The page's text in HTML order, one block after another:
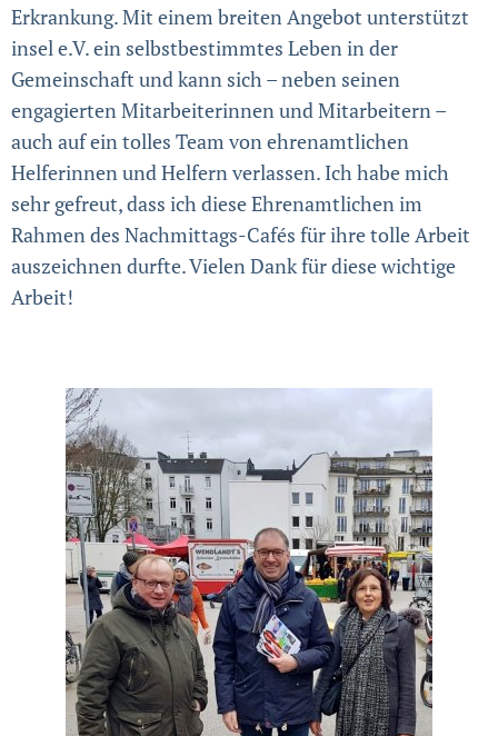
Erkrankung. Mit einem breiten Angebot unterstützt
insel e.V. ein selbstbestimmtes Leben in der
Gemeinschaft und kann sich – neben seinen
engagierten Mitarbeiterinnen und Mitarbeitern –
auch auf ein tolles Team von ehrenamtlichen
Helferinnen und Helfern verlassen. Ich habe mich
sehr gefreut, dass ich diese Ehrenamtlichen im
Rahmen des Nachmittags-Cafés für ihre tolle Arbeit
auszeichnen durfte. Vielen Dank für diese wichtige
Arbeit!